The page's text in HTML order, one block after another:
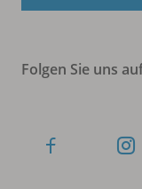
Folgen Sie uns